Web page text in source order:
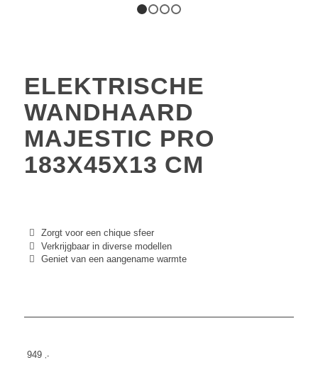
ELEKTRISCHE
WANDHAARD
MAJESTIC PRO
183X45X13 CM
Zorgt voor een chique sfeer
Verkrijgbaar in diverse modellen
Geniet van een aangename warmte
949 ,-